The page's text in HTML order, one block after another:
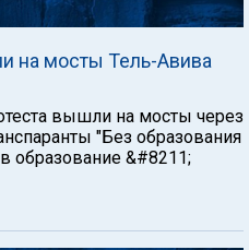
на мосты Тель-Авива
вышли на мосты через
"Без образования
образование &#8211;